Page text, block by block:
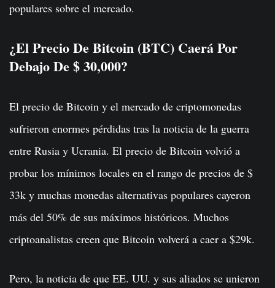
populares sobre el mercado.
¿El Precio De Bitcoin (BTC) Caerá Por
Debajo De $ 30,000?
El precio de Bitcoin y el mercado de criptomonedas
sufrieron enormes pérdidas tras la noticia de la guerra
entre Rusia y Ucrania. El precio de Bitcoin volvió a
probar los mínimos locales en el rango de precios de $
33k y muchas monedas alternativas populares cayeron
más del 50% de sus máximos históricos. Muchos
criptoanalistas creen que Bitcoin volverá a caer a $29k.
Pero, la noticia de que EE. UU. y sus aliados se unieron